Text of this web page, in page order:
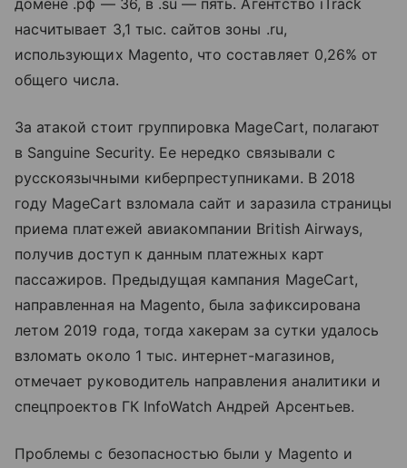
насчитывает 3,1 тыс. сайтов зоны .ru,
использующих Magento, что составляет 0,26% от
общего числа.
За атакой стоит группировка MageCart, полагают
в Sanguine Security. Ее нередко связывали с
русскоязычными киберпреступниками. В 2018
году MageCart взломала сайт и заразила страницы
приема платежей авиакомпании British Airways,
получив доступ к данным платежных карт
пассажиров. Предыдущая кампания MageCart,
направленная на Magento, была зафиксирована
летом 2019 года, тогда хакерам за сутки удалось
взломать около 1 тыс. интернет-магазинов,
отмечает руководитель направления аналитики и
спецпроектов ГК InfoWatch Андрей Арсентьев.
Проблемы с безопасностью были у Magento и